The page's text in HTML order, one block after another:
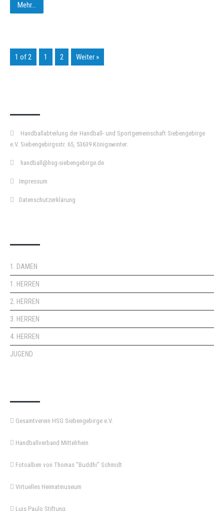
Mehr...
1 of 2 1 2 Weiter »
Handballabteilung der Handball- und Sportgemeinschaft Siebengebirge
e.V. Siebengebirgsstr. 65, 53639 Königswinter.
handball@hsg-siebengebirge.de
Impressum
Datenschutzerklärung
1. DAMEN
1. HERREN
2. HERREN
3. HERREN
4. HERREN
JUGEND
Gesamtverein HSG Siebengebirge e.V.
Handballverband Mittelrhein
Fotoalben von Thomas "Buddhi" Schmidt
Virtuelles Heimatmuseum
Luis Paulo Stiftung